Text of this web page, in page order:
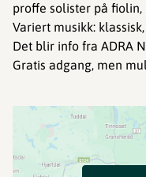
proffe solister på
Variert musikk:
Det blir info fra ADRA
Gratis adgang, men